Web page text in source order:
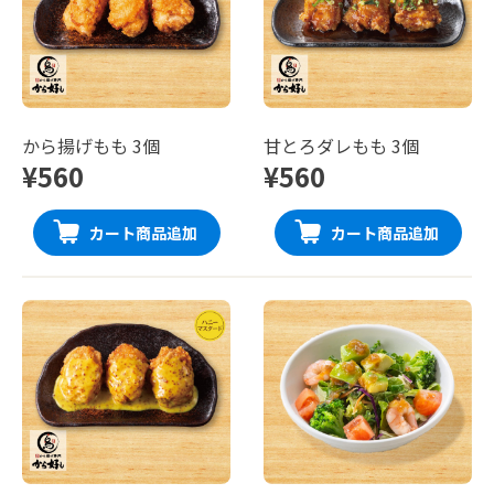
から揚げもも 3個
¥560
カート商品追加
甘とろダレもも 3個
¥560
カート商品追加